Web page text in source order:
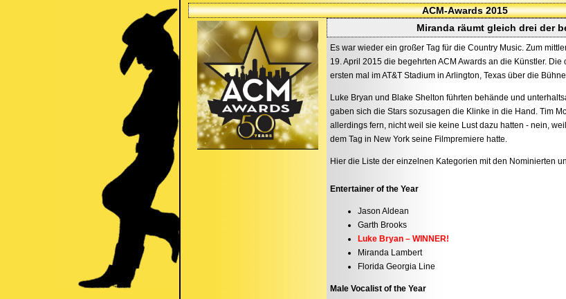
ACM-Awards 2015
Miranda räumt gleich drei der
Es war wieder ein großer Tag für die Country Music. Zum
19. April 2015 die begehrten ACM Awards an die Künstler.
ersten mal im AT&T Stadium in Arlington, Texas über die
Luke Bryan und Blake Shelton führten behände und
gaben sich die Stars sozusagen die Klinke in die Hand. Tim
allerdings fern, nicht weil sie keine Lust dazu hatten - nein,
dem Tag in New York seine Filmpremiere hatte.
Hier die Liste der einzelnen Kategorien mit den Nominierten
Entertainer of the Year
Jason Aldean
Garth Brooks
Luke Bryan – WINNER!
Miranda Lambert
Florida Georgia Line
Male Vocalist of the Year